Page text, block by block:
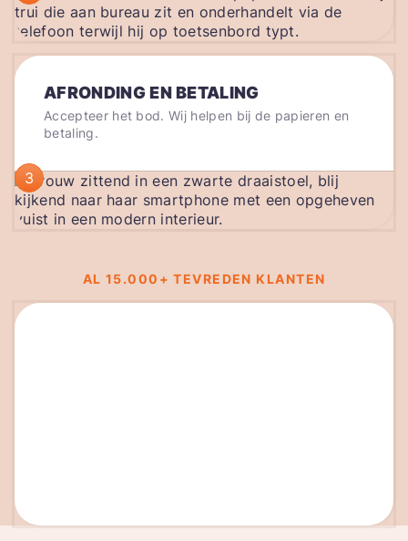
AFRONDING EN BETALING
Accepteer het bod. Wij helpen bij de papieren en
betaling.
3
AL 15.000+ TEVREDEN KLANTEN